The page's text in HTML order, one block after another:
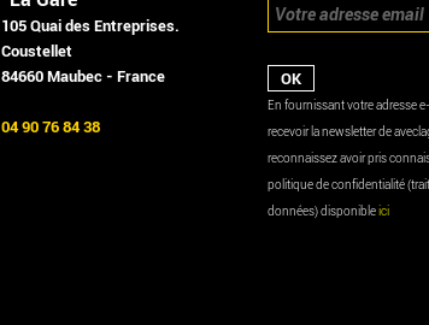
105 Quai des Entreprises.
Coustellet
84660 Maubec - France
04 90 76 84 38
En fournissant votre adresse
recevoir la newsletter de
reconnaissez avoir pris
politique de confidentialité
données) disponibleici